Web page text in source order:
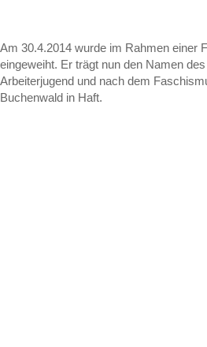
Am 30.4.2014 wurde im Rahmen einer
eingeweiht. Er trägt nun den Namen
Arbeiterjugend und nach dem
Buchenwald in Haft.